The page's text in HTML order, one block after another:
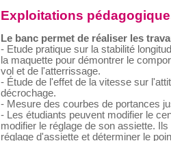
Exploitations
Le banc permet de réaliser les
- Etude pratique sur la stabilité
la maquette pour démontrer le
vol et de l'atterrissage.
- Étude de l'effet de la vitesse sur
décrochage.
- Mesure des courbes de portances
- Les étudiants peuvent modifier le
modifier le réglage de son assiette.
réglage d'assiette et déterminer le